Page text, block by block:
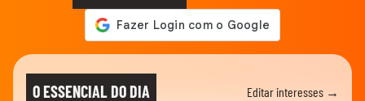
O ESSENCIAL DO DIA Editar interesses →